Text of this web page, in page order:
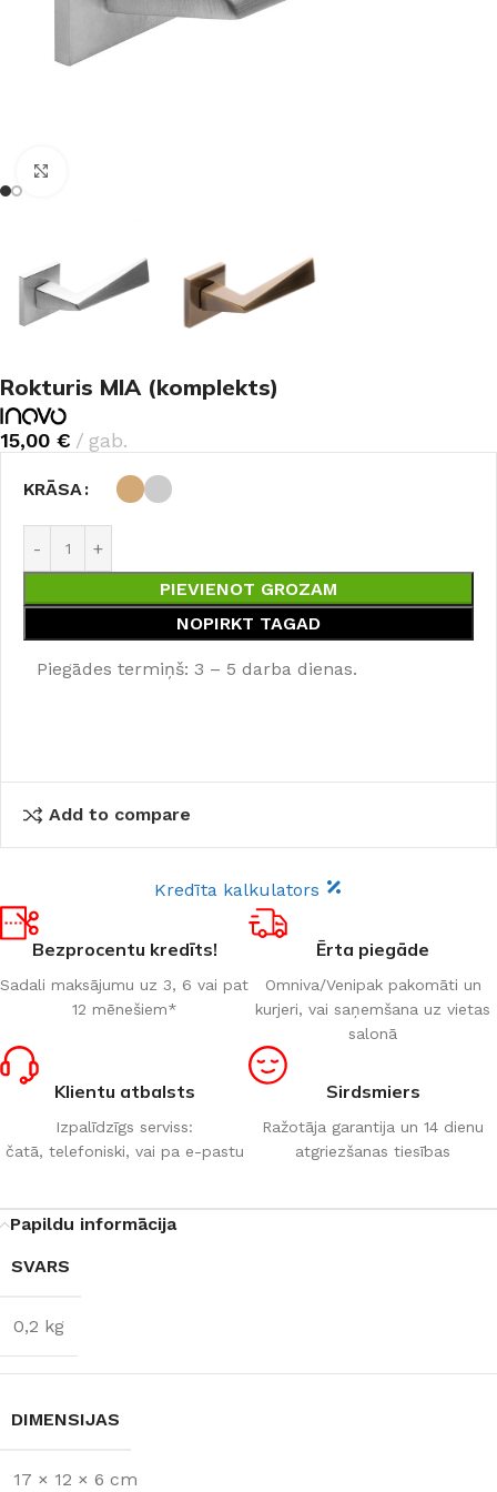
Rokturis MIA (komplekts)
15,00 € gab.
KRĀSA
PIEVIENOT GROZAM
NOPIRKT TAGAD
Piegādes termiņš: 3 – 5 darba dienas.
Add to compare
Kredīta kalkulators
Bezprocentu kredīts!
Sadali maksājumu uz 3, 6 vai pat
12 mēnešiem*
Ērta piegāde
Omniva/Venipak pakomāti un
kurjeri, vai saņemšana uz vietas
salonā
Klientu atbalsts
Izpalīdzīgs serviss:
čatā, telefoniski, vai pa e-pastu
Sirdsmiers
Ražotāja garantija un 14 dienu
atgriezšanas tiesības
Papildu informācija
SVARS
0,2 kg
DIMENSIJAS
17 × 12 × 6 cm